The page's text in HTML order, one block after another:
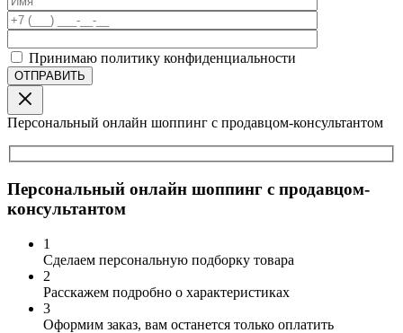
Принимаю политику конфиденциальности
Персональный онлайн шоппинг с продавцом-консультантом
Персональный онлайн шоппинг с продавцом-
консультантом
1
Сделаем персональную подборку товара
2
Расскажем подробно о характеристиках
3
Оформим заказ, вам останется только оплатить